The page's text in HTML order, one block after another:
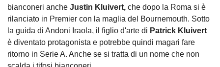
bianconeri anche Justin Kluivert, che dopo la Roma si è
rilanciato in Premier con la maglia del Bournemouth. Sotto
la guida di Andoni Iraola, il figlio d'arte di Patrick Kluivert
è diventato protagonista e potrebbe quindi magari fare
ritorno in Serie A. Anche se si tratta di un nome che non